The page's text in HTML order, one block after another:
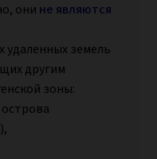
они не являются
удаленных земель
другим
зоны: